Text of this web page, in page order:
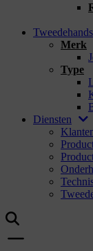
Tweedehands
Merk
Type
Diensten